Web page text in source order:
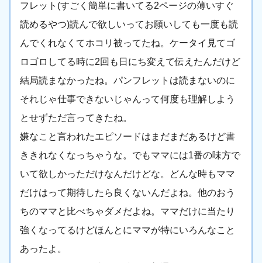
フレット(すごく簡単に書いてる2ページの薄いすぐ
読めるやつ)読んで欲しいってお願いしても一度も読
んでくれなくてホコリ被ってたね。ケータイ見てゴ
ロゴロしてる時に2回も日にち変えて伝えたんだけど
結局読まなかったね。パンフレットは読まないのに
それじゃ仕事できないじゃんって何度も理解しよう
とせずただ言ってきたね。
嫌なこと言われたエピソードはまだまだあるけど書
ききれなくなっちゃうな。でもママには1番の味方で
いて欲しかっただけなんだけどな。どんな時もママ
だけはって期待したら良くないんだよね。他のおう
ちのママと比べちゃダメだよね。ママだけに当たり
強くなってるけどほんとにママが特にいろんなこと
あったよ。